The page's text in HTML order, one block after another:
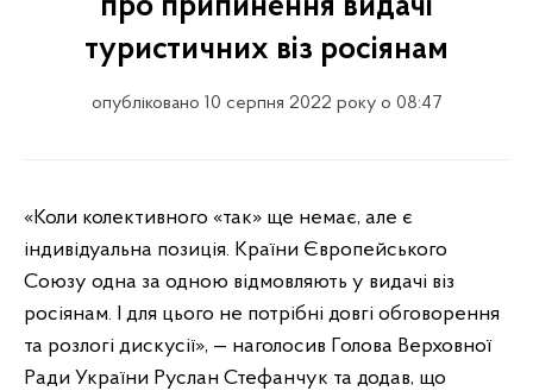
про припинення видачі
туристичних віз росіянам
опубліковано 10 серпня 2022 року о 08:47
«Коли колективного «так» ще немає, але є
індивідуальна позиція. Країни Європейського
Союзу одна за одною відмовляють у видачі віз
росіянам. І для цього не потрібні довгі обговорення
та розлогі дискусії», — наголосив Голова Верховної
Ради України Руслан Стефанчук та додав, що